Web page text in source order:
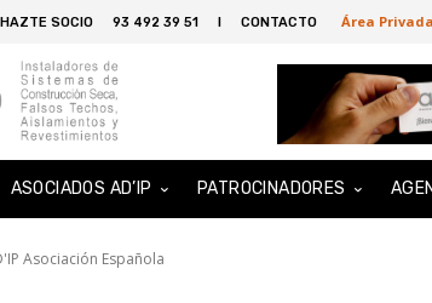
HAZTE SOCIO 93 492 39 51 I CONTACTO Área
ASOCIADOS AD’IP PATROCINADORES
Asociación Española